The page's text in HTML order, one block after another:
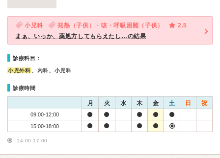
小児科 発熱（子供）・咳・呼吸困難（子供）
2.5
まぁ、いっか、薬処方してもらえたし…の結果
診療科目：
小児外科 、内科、小児科
診療時間
月 火 水 木 金 土 日 祝
09:00-12:00
15:00-18:00
14:00-17:00